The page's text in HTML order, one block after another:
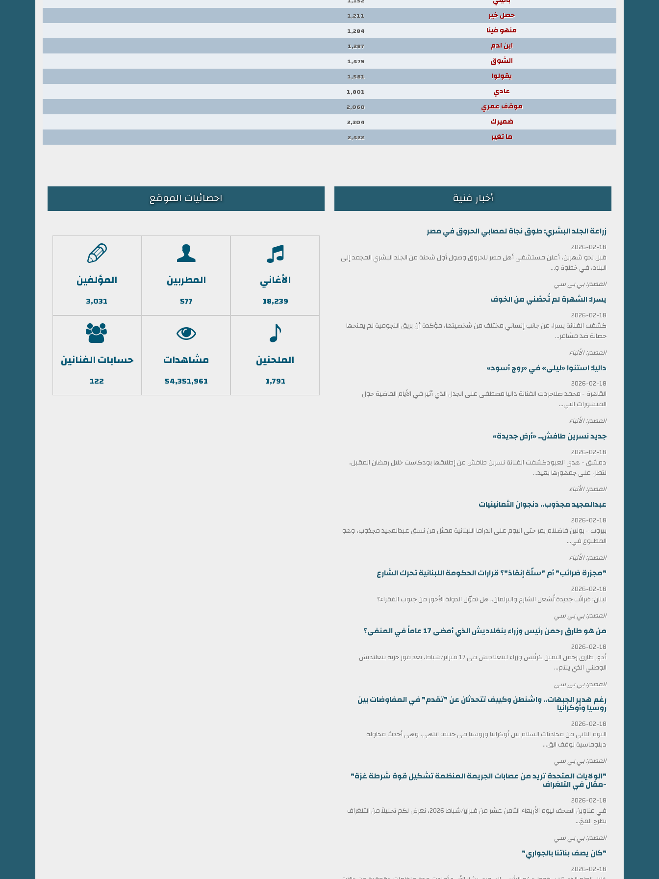
حصل خير 1,211
منهو فينا 1,284
ابن ادم 1,287
الشوق 1,479
يقولوا 1,581
عادي 1,801
موقف عمري 2,060
ضميرك 2,304
ما تغير 2,422
أخبار فنية
زراعة الجلد البشري: طوق نجاة لمصابي الحروق في مصر
2026-02-18
قبل نحو شهرين، أعلن مستشفى أهل مصر للحروق وصول أول شحنة من الجلد البشري المجمد إلى
البلاد، في خطوة و...
المصدر: بي بي سي
يسرا: الشهرة لم تُحصّني من الخوف
2026-02-18
كشفت الفنانة يسرا، عن جانب إنساني مختلف من شخصيتها، مؤكدة أن بريق النجومية لم يمنحها
حصانة ضد مشاعر...
المصدر: الأنباء
داليا: استنوا «ليلى» في «روج أسود»
2026-02-18
القاهرة - محمد صلاحردت الفنانة داليا مصطفى على الجدل الذي أثير في الأيام الماضية حول
المنشورات التي...
المصدر: الأنباء
جديد نسرين طافش.. «أرض جديدة»
2026-02-18
دمشق - هدى العبودكشفت الفنانة نسرين طافش عن إطلاقها بودكاست خلال رمضان المقبل،
لتطل على جمهورها بعيد...
المصدر: الأنباء
عبدالمجيد مجذوب.. دنجوان الثمانينيات
2026-02-18
بيروت - بولين فاضللم يمر حتى اليوم على الدراما اللبنانية ممثل من نسق عبدالمجيد مجذوب، وهو
المطبوع في...
المصدر: الأنباء
"مجزرة ضرائب" أم "سلّة إنقاذ"؟ قرارات الحكومة اللبنانية تحرك الشارع
2026-02-18
لبنان: ضرائب جديدة تُشعل الشارع والبرلمان.. هل تموّل الدولة الأجور من جيوب الفقراء؟
المصدر: بي بي سي
من هو طارق رحمن رئيس وزراء بنغلاديش الذي أمضى 17 عاماً في المنفى؟
2026-02-18
أدى طارق رحمن اليمين كرئيس وزراء لبنغلاديش في 17 فبراير/شباط، بعد فوز حزبه بنغلاديش
الوطني الذي ينتم...
المصدر: بي بي سي
رغم هدير الجبهات.. واشنطن وكييف تتحدثان عن "تقدم" في المفاوضات بين
روسيا وأوكرانيا
2026-02-18
اليوم الثاني من محادثات السلام بين أوكرانيا وروسيا في جنيف انتهى، وهي أحدث محاولة
دبلوماسية لوقف الق...
المصدر: بي بي سي
"الولايات المتحدة تريد من عصابات الجريمة المنظمة تشكيل قوة شرطة غزة"
-مقال في التلغراف
2026-02-18
في عناوين الصحف ليوم الأربعاء الثامن عشر من فبراير/شباط 2026، نعرض لكم تحليلاً من التلغراف
يطرح المخ...
المصدر: بي بي سي
"كان يصف بناتنا بالجواري"
2026-02-18
احصائيات الموقع
الأغاني
18,239
المطربين
577
المؤلفين
3,031
الملحنين
1,791
مشاهدات
54,351,961
حسابات الفنانين
122